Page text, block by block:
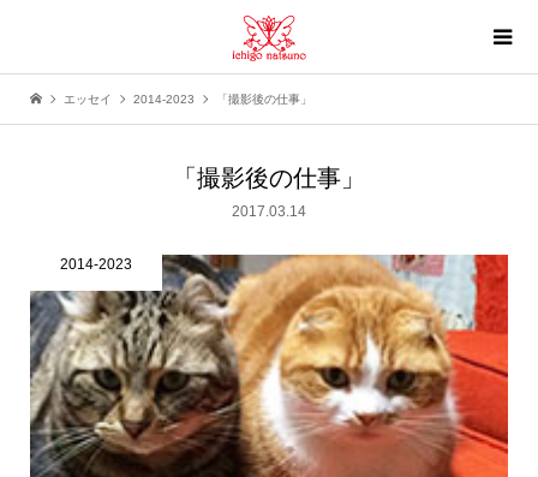
エッセイ 2014-2023 「撮影後の仕事」
「撮影後の仕事」
2017.03.14
2014-2023